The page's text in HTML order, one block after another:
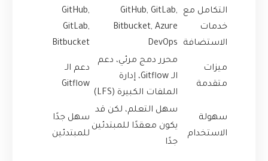
التكامل مع
خدمات
الاستضافة
GitHub, GitLab,
Bitbucket, Azure
DevOps
GitHub,
GitLab,
Bitbucket
ميزات
متقدمة
محرر دمج مرئي، دعم
الـ Gitflow، إدارة
الملفات الكبيرة (LFS)
دعم الـ
Gitflow
سهولة
الاستخدام
سهل التعلم، لكن قد
يكون معقدًا للمبتدئين
جدًا
سهل جدًا
للمبتدئين